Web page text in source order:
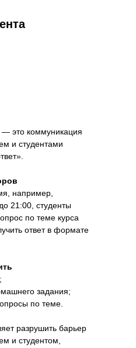
это коммуникация
и студентами
например,
21:00, студенты
по теме курса
ответ в формате
задания;
по теме.
разрушить барьер
и студентом,